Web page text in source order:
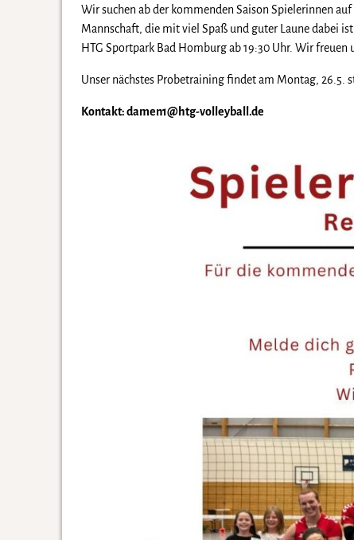
Wir suchen ab der kommenden Saison Spielerinnen
Mannschaft, die mit viel Spaß und guter Laune dabei
HTG Sportpark Bad Homburg ab 19:30 Uhr. Wir freuen
Unser nächstes Probetraining findet am Montag, 26.5.
Kontakt: damen1@htg-volleyball.de